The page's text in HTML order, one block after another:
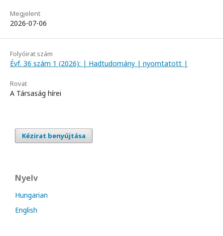
Megjelent
2026-07-06
Folyóirat szám
Évf. 36 szám 1 (2026): | Hadtudomány | nyomtatott |
Rovat
A Társaság hírei
Kézirat benyújtása
Nyelv
Hungarian
English